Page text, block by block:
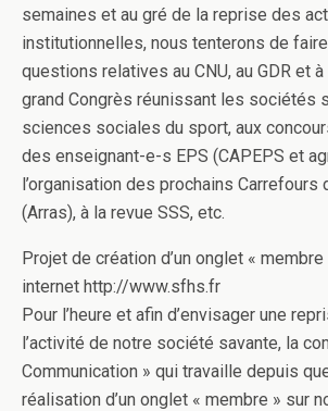
semaines et au gré de la reprise des
institutionnelles, nous tenterons de
questions relatives au CNU, au GDR et à
grand Congrès réunissant les sociétés
sciences sociales du sport, aux
des enseignant-e-s EPS (CAPEPS et
l’organisation des prochains Carrefours
(Arras), à la revue SSS, etc.
Projet de création d’un onglet «
internet http://www.sfhs.fr
Pour l’heure et afin d’envisager une
l’activité de notre société savante, la
Communication » qui travaille depuis
réalisation d’un onglet « membre » sur